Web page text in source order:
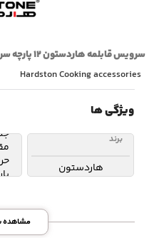
سرویس قابلمه هاردستون ۱۲ پارچه سرامیکی کد CA۲۱۳۰
Hardston Cooking accessories
ویژگی ها
برند
هاردستون
–مشاهده